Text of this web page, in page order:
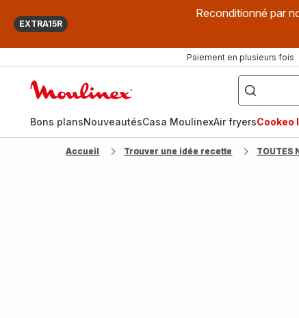
EXTRA15R
Reconditionné par
Paiement en plusieurs fois
["Que
recherchez-
vous
?",
fryer",
"Companion"]
Bons plansNouveautésCasa MoulinexAir fryersCookeo
Accueil Trouver une idée recette TOUTES